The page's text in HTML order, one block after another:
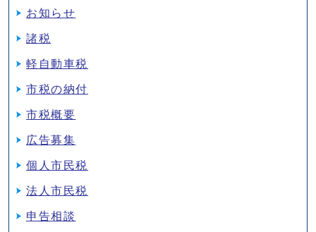
お知らせ
諸税
軽自動車税
市税の納付
市税概要
広告募集
個人市民税
法人市民税
申告相談